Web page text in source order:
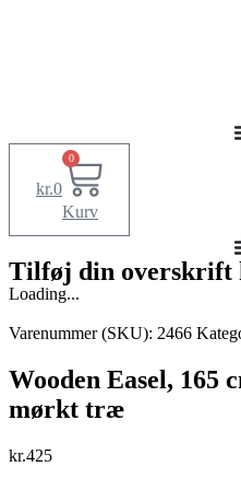
kr.0
0
Kurv
Tilføj din overskrift
Loading...
Varenummer (SKU): 2466
Wooden Easel, 165
mørkt træ
kr.425